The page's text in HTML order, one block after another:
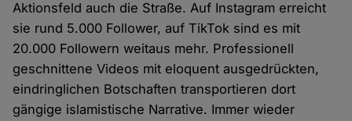
Aktionsfeld auch die Straße. Auf Instagram erreicht
sie rund 5.000 Follower, auf TikTok sind es mit
20.000 Followern weitaus mehr. Professionell
geschnittene Videos mit eloquent ausgedrückten,
eindringlichen Botschaften transportieren dort
gängige islamistische Narrative. Immer wieder